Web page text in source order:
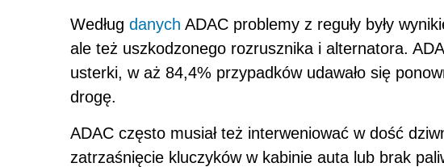
Według danych ADAC problemy z reguły były
ale też uszkodzonego rozrusznika i alternatora.
usterki, w aż 84,4% przypadków udawało się
drogę.
ADAC często musiał też interweniować w dość
zatrzaśnięcie kluczyków w kabinie auta lub brak